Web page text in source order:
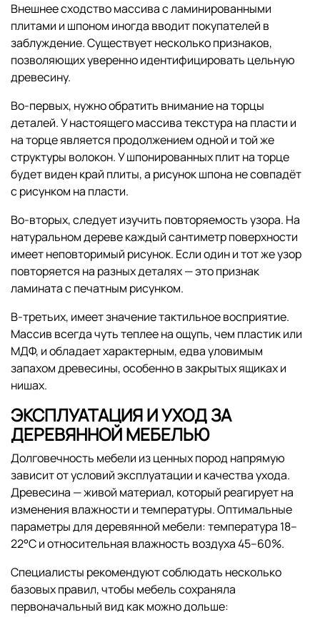
Внешнее сходство массива с ламинированными
плитами и шпоном иногда вводит покупателей в
заблуждение. Существует несколько признаков,
позволяющих уверенно идентифицировать цельную
древесину.
Во-первых, нужно обратить внимание на торцы
деталей. У настоящего массива текстура на пласти и
на торце является продолжением одной и той же
структуры волокон. У шпонированных плит на торце
будет виден край плиты, а рисунок шпона не совпадёт
с рисунком на пласти.
Во-вторых, следует изучить повторяемость узора. На
натуральном дереве каждый сантиметр поверхности
имеет неповторимый рисунок. Если один и тот же узор
повторяется на разных деталях — это признак
ламината с печатным рисунком.
В-третьих, имеет значение тактильное восприятие.
Массив всегда чуть теплее на ощупь, чем пластик или
МДФ, и обладает характерным, едва уловимым
запахом древесины, особенно в закрытых ящиках и
нишах.
ЭКСПЛУАТАЦИЯ И УХОД ЗА
ДЕРЕВЯННОЙ МЕБЕЛЬЮ
Долговечность мебели из ценных пород напрямую
зависит от условий эксплуатации и качества ухода.
Древесина — живой материал, который реагирует на
изменения влажности и температуры. Оптимальные
параметры для деревянной мебели: температура 18–
22°C и относительная влажность воздуха 45–60%.
Специалисты рекомендуют соблюдать несколько
базовых правил, чтобы мебель сохраняла
первоначальный вид как можно дольше: